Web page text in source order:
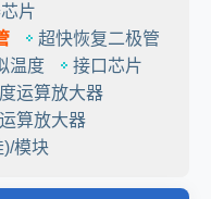
片
超快恢复二极管
温度
接口芯片
运算放大器
算放大器
)/模块